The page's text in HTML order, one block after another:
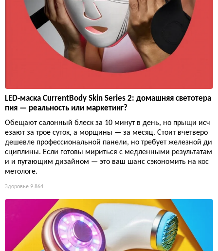
LED-маска CurrentBody Skin Series 2: домашняя светотера
пия — реальность или маркетинг?
Обещают салонный блеск за 10 минут в день, но прыщи исч
езают за трое суток, а морщины — за месяц. Стоит вчетверо
дешевле профессиональной панели, но требует железной ди
сциплины. Если готовы мириться с медленными результатам
и и пугающим дизайном — это ваш шанс сэкономить на кос
метологе.
Здоровье 9 864